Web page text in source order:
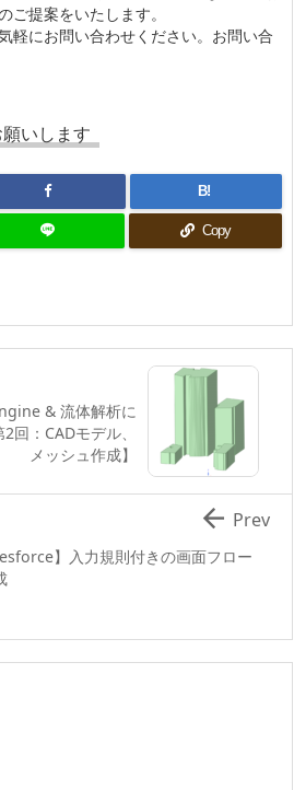
ご提案をいたします。
軽にお問い合わせください。 お問い合
いします
B!
Copy
& 流体解析に
回：CADモデル、
メッシュ作成】
】入力規則付きの画面フロー
 Prev